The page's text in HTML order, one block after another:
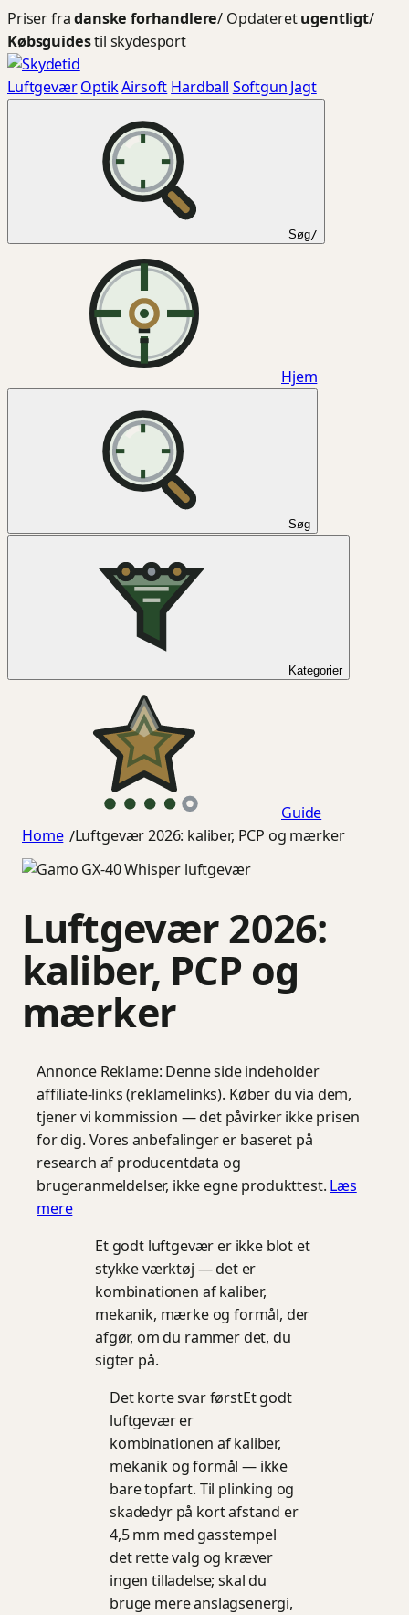
Spring
til
indhold
Priser fradanske forhandlere/ Opdateretugentligt/
Købsguidestil skydesport
Luftgevær OptikAirsoft Hardball Softgun Jagt
Søg/
Hjem
Søg
Kategorier
Guide
Home /Luftgevær 2026: kaliber, PCP og mærker
Luftgevær 2026:
kaliber, PCP og
mærker
Annonce Reklame: Denne side indeholder
affiliate-links (reklamelinks). Køber du via dem,
tjener vi kommission — det påvirker ikke prisen
for dig. Vores anbefalinger er baseret på
research af producentdata og
brugeranmeldelser, ikke egne produkttest. Læs
mere
Et godt luftgevær er ikke blot et
stykke værktøj — det er
kombinationen af kaliber,
mekanik, mærke og formål, der
afgør, om du rammer det, du
sigter på.
Det korte svar førstEt godt
luftgevær er
kombinationen af kaliber,
mekanik og formål — ikke
bare topfart. Til plinking og
skadedyr på kort afstand er
4,5 mm med gasstempel
det rette valg og kræver
ingen tilladelse; skal du
bruge mere anslagsenergi,